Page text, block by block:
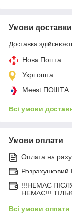
Умови доставки
Доставка
Нова Пошта
Укрпошта
Meest ПОШТА
Всі умови
Умови оплати
Оплата на
Розрахунковий
!!!НЕМАЄ
НЕМАЄ!!!
Всі умови оплати